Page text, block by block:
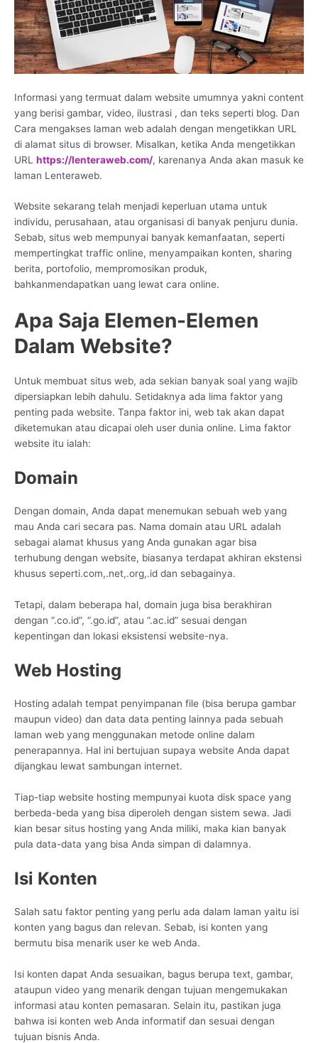
Informasi yang termuat dalam website umumnya yakni content
yang berisi gambar, video, ilustrasi , dan teks seperti blog. Dan
Cara mengakses laman web adalah dengan mengetikkan URL
di alamat situs di browser. Misalkan, ketika Anda mengetikkan
URL https://lenteraweb.com/, karenanya Anda akan masuk ke
laman Lenteraweb.
Website sekarang telah menjadi keperluan utama untuk
individu, perusahaan, atau organisasi di banyak penjuru dunia.
Sebab, situs web mempunyai banyak kemanfaatan, seperti
mempertingkat traffic online, menyampaikan konten, sharing
berita, portofolio, mempromosikan produk,
bahkanmendapatkan uang lewat cara online.
Apa Saja Elemen-Elemen
Dalam Website?
Untuk membuat situs web, ada sekian banyak soal yang wajib
dipersiapkan lebih dahulu. Setidaknya ada lima faktor yang
penting pada website. Tanpa faktor ini, web tak akan dapat
diketemukan atau dicapai oleh user dunia online. Lima faktor
website itu ialah:
Domain
Dengan domain, Anda dapat menemukan sebuah web yang
mau Anda cari secara pas. Nama domain atau URL adalah
sebagai alamat khusus yang Anda gunakan agar bisa
terhubung dengan website, biasanya terdapat akhiran ekstensi
khusus seperti.com,.net,.org,.id dan sebagainya.
Tetapi, dalam beberapa hal, domain juga bisa berakhiran
dengan “.co.id”, “.go.id”, atau “.ac.id” sesuai dengan
kepentingan dan lokasi eksistensi website-nya.
Web Hosting
Hosting adalah tempat penyimpanan file (bisa berupa gambar
maupun video) dan data data penting lainnya pada sebuah
laman web yang menggunakan metode online dalam
penerapannya. Hal ini bertujuan supaya website Anda dapat
dijangkau lewat sambungan internet.
Tiap-tiap website hosting mempunyai kuota disk space yang
berbeda-beda yang bisa diperoleh dengan sistem sewa. Jadi
kian besar situs hosting yang Anda miliki, maka kian banyak
pula data-data yang bisa Anda simpan di dalamnya.
Isi Konten
Salah satu faktor penting yang perlu ada dalam laman yaitu isi
konten yang bagus dan relevan. Sebab, isi konten yang
bermutu bisa menarik user ke web Anda.
Isi konten dapat Anda sesuaikan, bagus berupa text, gambar,
ataupun video yang menarik dengan tujuan mengemukakan
informasi atau konten pemasaran. Selain itu, pastikan juga
bahwa isi konten web Anda informatif dan sesuai dengan
tujuan bisnis Anda.